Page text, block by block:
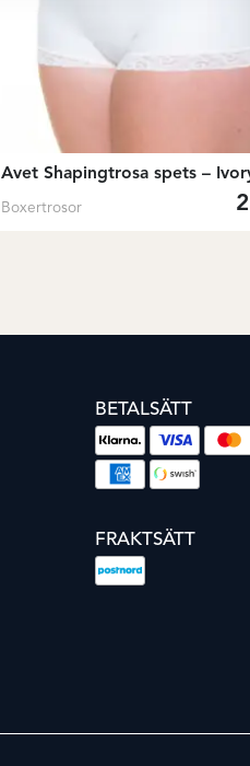
Avet Shapingtrosa spets –
Boxertrosor
BETALSÄTT
FRAKTSÄTT